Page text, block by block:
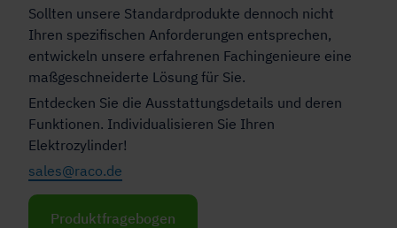
Sollten unsere Standardprodukte dennoch nicht
Ihren spezifischen Anforderungen entsprechen,
entwickeln unsere erfahrenen Fachingenieure eine
maßgeschneiderte Lösung für Sie.
Entdecken Sie die Ausstattungsdetails und deren
Funktionen. Individualisieren Sie Ihren
Elektrozylinder!
sales@raco.de
Produktfragebogen